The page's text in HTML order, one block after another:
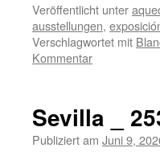
Veröffentlicht unter
ausstellungen,
Verschlagwortet mit
Kommentar
Sevilla _
Publiziert am Juni 9,